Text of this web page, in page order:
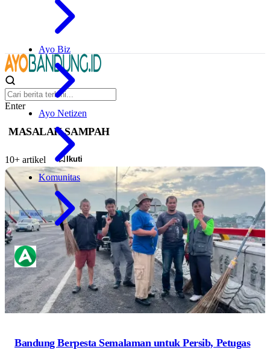
Ayo Biz
Ayo Netizen
Komunitas
Enter
MASALAH SAMPAH
10+ artikel Ikuti
Bandung Berpesta Semalaman untuk Persib, Petugas